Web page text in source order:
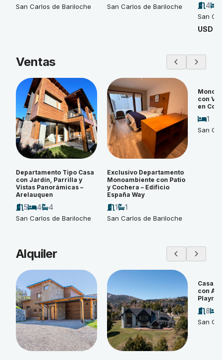
San Carlos de Bariloche San Carlos de Bariloche 4
San
USD
Ventas
Departamento Tipo Casa
con Jardín, Parrilla y
Vistas Panorámicas –
Arelauquen
5 4 4
San Carlos de Bariloche
Exclusivo Departamento
Monoambiente con Patio
y Cochera – Edificio
España Way
1 1
San Carlos de Bariloche
con
en
1
San
Alquiler
Casa
con
8
San